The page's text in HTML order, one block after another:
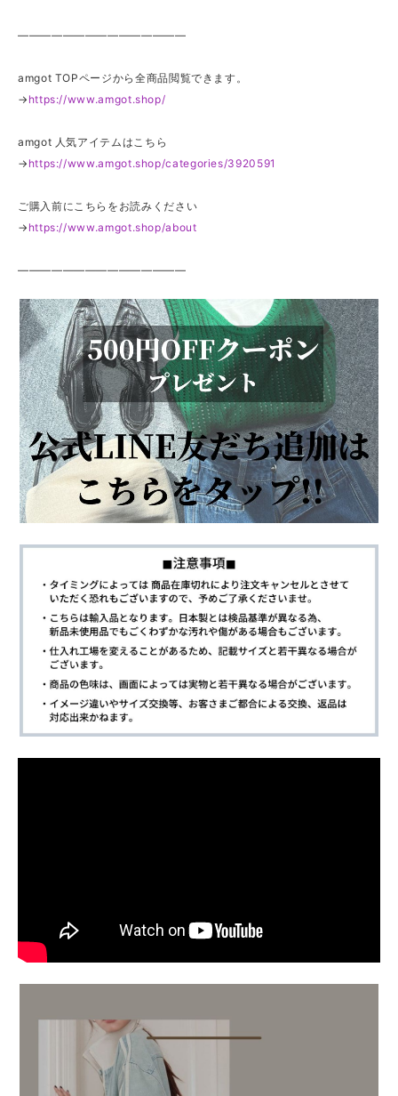
———————————————
amgot TOPページから全商品閲覧できます。
→ https://www.amgot.shop/
amgot 人気アイテムはこちら
→ https://www.amgot.shop/categories/3920591
ご購入前にこちらをお読みください
→ https://www.amgot.shop/about
———————————————